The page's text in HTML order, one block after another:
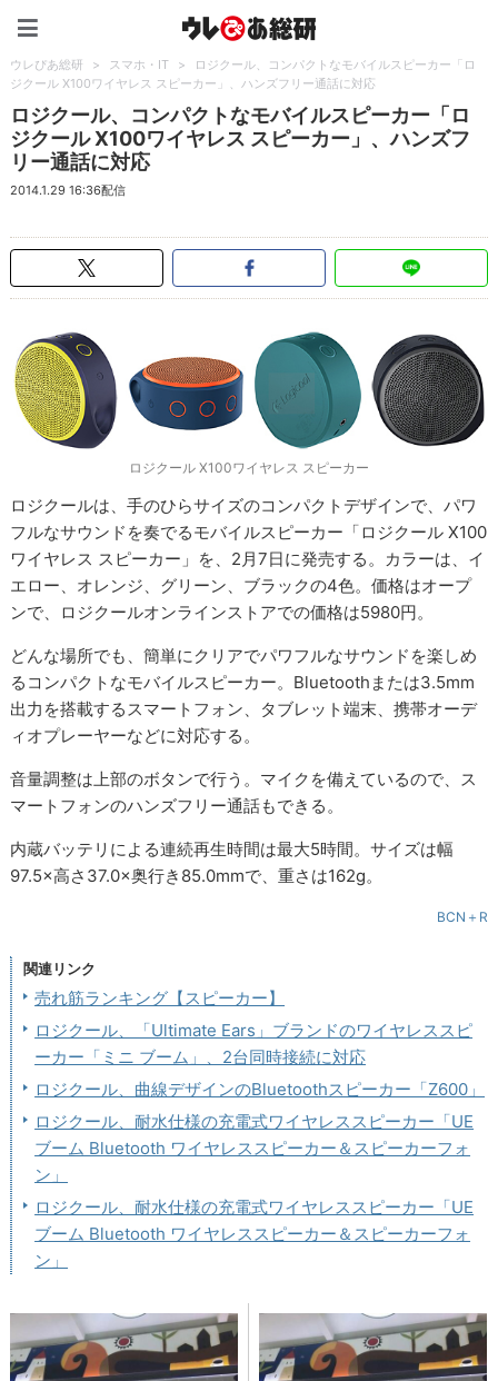
ウレぴあ総研 > スマホ・IT >
ロジクール、コンパクトなモバイルスピーカー「ロ
ジクール X100ワイヤレス スピーカー」、ハンズフリー通話に対応
ロジクール、コンパクトなモバイルスピーカー「ロ
ジクール X100ワイヤレス スピーカー」、ハンズフ
リー通話に対応
2014.1.29 16:36配信
ロジクール X100ワイヤレス スピーカー
ロジクールは、手のひらサイズのコンパクトデザインで、パワ
フルなサウンドを奏でるモバイルスピーカー「ロジクール X100
ワイヤレス スピーカー」を、2月7日に発売する。カラーは、イ
エロー、オレンジ、グリーン、ブラックの4色。価格はオープ
ンで、ロジクールオンラインストアでの価格は5980円。
どんな場所でも、簡単にクリアでパワフルなサウンドを楽しめ
るコンパクトなモバイルスピーカー。Bluetoothまたは3.5mm
出力を搭載するスマートフォン、タブレット端末、携帯オーデ
ィオプレーヤーなどに対応する。
音量調整は上部のボタンで行う。マイクを備えているので、ス
マートフォンのハンズフリー通話もできる。
内蔵バッテリによる連続再生時間は最大5時間。サイズは幅
97.5×高さ37.0×奥行き85.0mmで、重さは162g。
BCN＋R
関連リンク
売れ筋ランキング【スピーカー】
ロジクール、「Ultimate Ears」ブランドのワイヤレススピ
ーカー「ミニ ブーム」、2台同時接続に対応
ロジクール、曲線デザインのBluetoothスピーカー「Z600」
ロジクール、耐水仕様の充電式ワイヤレススピーカー「UE
ブーム Bluetooth ワイヤレススピーカー＆スピーカーフォ
ン」
ロジクール、耐水仕様の充電式ワイヤレススピーカー「UE
ブーム Bluetooth ワイヤレススピーカー＆スピーカーフォ
ン」